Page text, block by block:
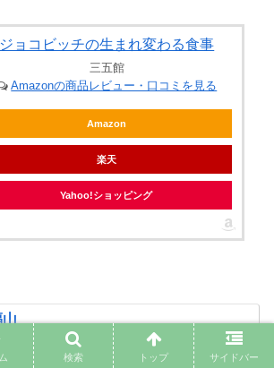
ジョコビッチの生まれ変わる食事
三五館
Amazonの商品レビュー・口コミを見る
Amazon
楽天
Yahoo!ショッピング
山
学院でがんの研究をしてたら
れ？これ、金かかりすぎやね？
検索 トップ サイドバー